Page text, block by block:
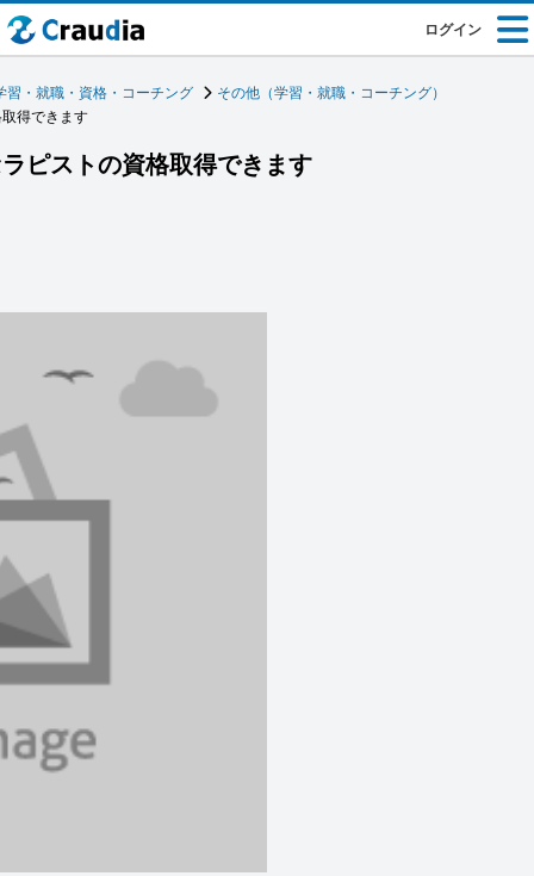
ログイン
習・就職・資格・コーチング
その他（学習・就職・コーチング）
得できます
ピストの資格取得できます